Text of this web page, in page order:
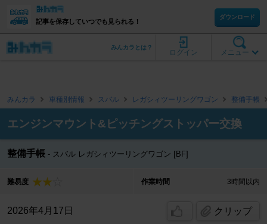
記事を保存していつでも見られる！
ダウンロード
メニュー
ログイン
みんカラとは？
みんカラ 車種別情報 スバル レガシィツーリングワゴン 整備手帳
エンジンマウント&ピッチングストッパー交換
整備手帳 スバル レガシィツーリングワゴン [BF]
難易度 作業時間 3時間以内
2026年4月17日 クリップ